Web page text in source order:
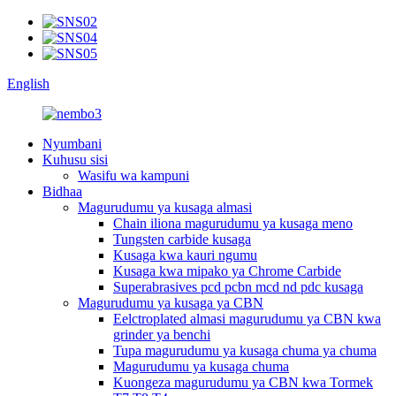
English
Nyumbani
Kuhusu sisi
Wasifu wa kampuni
Bidhaa
Magurudumu ya kusaga almasi
Chain iliona magurudumu ya kusaga meno
Tungsten carbide kusaga
Kusaga kwa kauri ngumu
Kusaga kwa mipako ya Chrome Carbide
Superabrasives pcd pcbn mcd nd pdc kusaga
Magurudumu ya kusaga ya CBN
Eelctroplated almasi magurudumu ya CBN kwa
grinder ya benchi
Tupa magurudumu ya kusaga chuma ya chuma
Magurudumu ya kusaga chuma
Kuongeza magurudumu ya CBN kwa Tormek